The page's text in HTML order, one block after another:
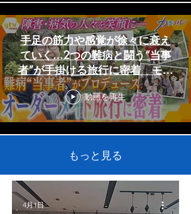
手足の筋力や感覚が徐々に衰え
ていく…2つの難病と闘う“当事
者”が手掛ける旅行に密着 モッ
トーは「誰でも、好きな時に、
好きな場所へ」【かんさい情報
ネットten.特集/カラフル】
動画を再生
もっと見る
4月1日